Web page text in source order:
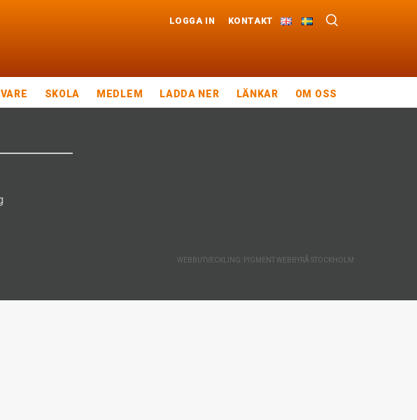
LOGGA IN KONTAKT
SKOLA MEDLEM LADDA NER LÄNKAR OM OSS
WEBBUTVECKLING: PIGMENT WEBBYRÅ STOCKHOLM